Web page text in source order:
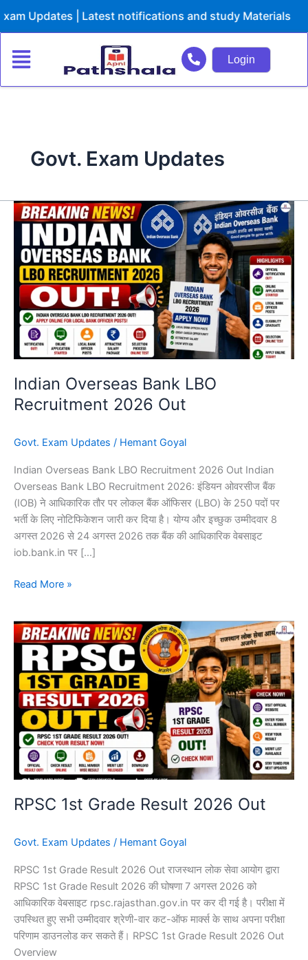
to
| Latest notifications and study Materials
Login
Govt. Exam Updates
Indian Overseas Bank LBO
Recruitment 2026 Out
Govt. Exam Updates / Hemant Goyal
Indian Overseas Bank LBO Recruitment 2026 Out Indian
Overseas Bank LBO Recruitment 2026: इंडियन ओवरसीज बैंक
(IOB) ने आधिकारिक तौर पर लोकल बैंक ऑफिसर (LBO) के 250 पदों पर
भर्ती के लिए नोटिफिकेशन जारी कर दिया है। योग्य और इच्छुक उम्मीदवार 8
अगस्त 2026 से 24 अगस्त 2026 तक बैंक की आधिकारिक वेबसाइट
iob.bank.in पर […]
Indian
Overseas
LBO
Recruitment
2026
Out
Read More »
RPSC 1st Grade Result 2026 Out
Govt. Exam Updates / Hemant Goyal
RPSC 1st Grade Result 2026 Out राजस्थान लोक सेवा आयोग द्वारा
RPSC 1st Grade Result 2026 की घोषणा 7 अगस्त 2026 को
आधिकारिक वेबसाइट rpsc.rajasthan.gov.in पर कर दी गई है। परीक्षा में
उपस्थित हुए सभी उम्मीदवार श्रेणी-वार कट-ऑफ मार्क्स के साथ अपना परीक्षा
परिणाम डाउनलोड कर सकते हैं। RPSC 1st Grade Result 2026 Out
Overview
RPSC
1st
Grade
Result
2026
Out